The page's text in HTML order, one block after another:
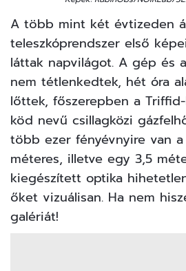
A több mint két évtizeden
teleszkóprendszer első
láttak napvilágot. A gép és
nem tétlenkedtek, hét óra
lőttek, főszerepben a
köd nevű csillagközi
több ezer fényévnyire van
méteres, illetve egy 3,5
kiegészített optika
őket vizuálisan. Ha nem
galériát!